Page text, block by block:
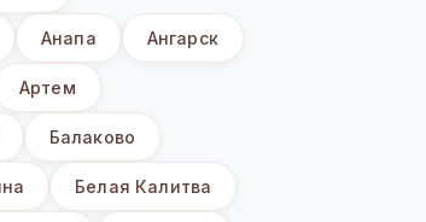
Анапа Ангарск
Артем
Балаково
Белая Калитва